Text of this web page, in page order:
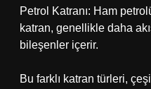
Petrol Katranı: Ham
katran, genellikle daha
bileşenler içerir.
Bu farklı katran türleri,